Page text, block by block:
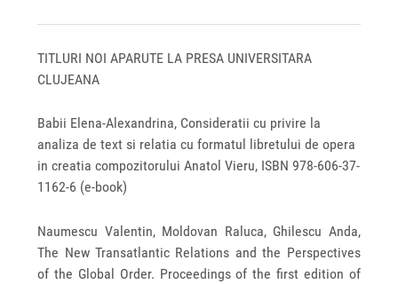
TITLURI NOI APARUTE LA PRESA UNIVERSITARA
CLUJEANA
Babii Elena-Alexandrina, Consideratii cu privire la
analiza de text si relatia cu formatul libretului de opera
in creatia compozitorului Anatol Vieru, ISBN 978‐606‐37‐
1162‐6 (e-book)
Naumescu Valentin, Moldovan Raluca, Ghilescu Anda,
The New Transatlantic Relations and the Perspectives
of the Global Order. Proceedings of the first edition of